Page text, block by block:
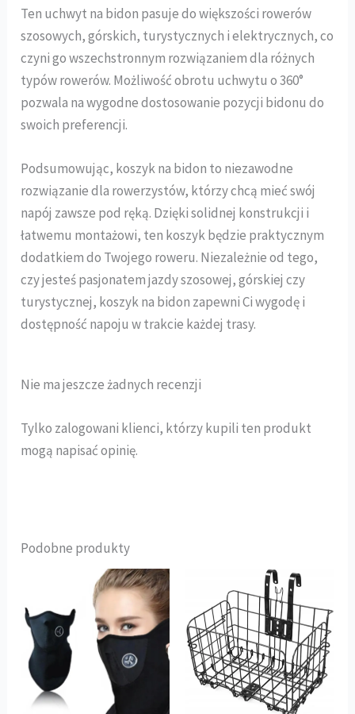
Ten uchwyt na bidon pasuje do większości rowerów
szosowych, górskich, turystycznych i elektrycznych, co
czyni go wszechstronnym rozwiązaniem dla różnych
typów rowerów. Możliwość obrotu uchwytu o 360°
pozwala na wygodne dostosowanie pozycji bidonu do
swoich preferencji.
Podsumowując, koszyk na bidon to niezawodne
rozwiązanie dla rowerzystów, którzy chcą mieć swój
napój zawsze pod ręką. Dzięki solidnej konstrukcji i
łatwemu montażowi, ten koszyk będzie praktycznym
dodatkiem do Twojego roweru. Niezależnie od tego,
czy jesteś pasjonatem jazdy szosowej, górskiej czy
turystycznej, koszyk na bidon zapewni Ci wygodę i
dostępność napoju w trakcie każdej trasy.
Nie ma jeszcze żadnych recenzji
Tylko zalogowani klienci, którzy kupili ten produkt
mogą napisać opinię.
Podobne produkty